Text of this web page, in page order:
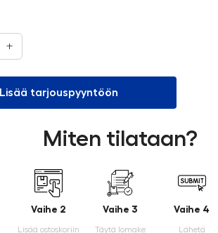
+
Lisää tarjouspyyntöön
Miten tilataan?
Vaihe 2
Lisää ostoskoriin
Vaihe 3
Täytä lomake
Vaihe 4
Lähetä